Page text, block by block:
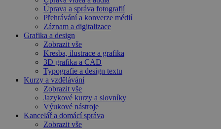
Úprava a správa fotografií
Přehrávání a konverze médií
Záznam a digitalizace
Grafika a design
Zobrazit vše
Kresba, ilustrace a grafika
3D grafika a CAD
Typografie a design textu
Kurzy a vzdělávání
Zobrazit vše
Jazykové kurzy a slovníky
Výukové nástroje
Kancelář a domácí správa
Zobrazit vše